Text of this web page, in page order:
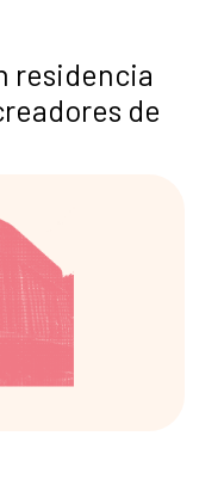
residencia
de